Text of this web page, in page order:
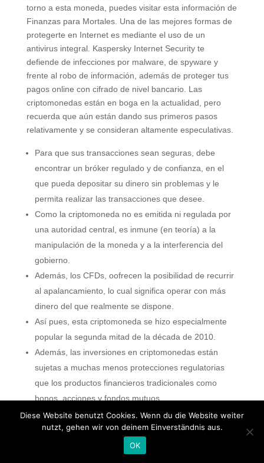
torno a esta moneda, puedes visitar esta información de
Finanzas para Mortales. Una de las mejores formas de
protegerte en Internet es mediante el uso de un
antivirus integral. Kaspersky Internet Security te
defiende de infecciones por malware, de spyware y
frente al robo de información, además de proteger tus
pagos online con cifrado de nivel bancario. Las
criptomonedas están en boga en la actualidad, pero
recuerda que aún están dando sus primeros pasos
relativamente y se consideran altamente especulativas.
Para que sus transacciones sean seguras, debe
encontrar un bróker regulado y de confianza, en el
que pueda depositar su dinero sin problemas y le
permita realizar las transacciones que desee.
Como la criptomoneda no es emitida ni regulada por
una autoridad central, es inmune (en teoría) a la
manipulación de la moneda y a la interferencia del
gobierno.
Además, los CFDs, oofrecen la posibilidad de recurrir
al apalancamiento, lo cual significa operar con más
dinero del que realmente se dispone.
Así pues, esta criptomoneda se hizo especialmente
popular la segunda mitad de la década de 2010.
Además, las inversiones en criptomonedas están
sujetas a muchas menos protecciones regulatorias
que los productos financieros tradicionales como
bonos, acciones y fondos mutuos.
En definitiva, minar
https://www.asktraders.com/es/resenas-de-
s supone resolver con éxito los
Diese Website benutzt Cookies. Wenn du die Website weiter
nutzt, gehen wir von deinem Einverständnis aus.
OK